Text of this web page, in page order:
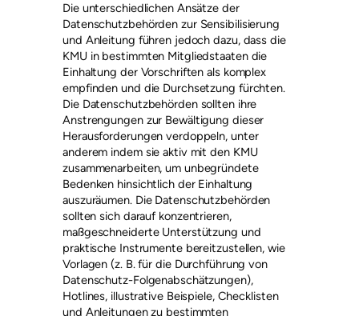
Die unterschiedlichen Ansätze der
Datenschutzbehörden zur Sensibilisierung
und Anleitung führen jedoch dazu, dass die
KMU in bestimmten Mitgliedstaaten die
Einhaltung der Vorschriften als komplex
empfinden und die Durchsetzung fürchten.
Die Datenschutzbehörden sollten ihre
Anstrengungen zur Bewältigung dieser
Herausforderungen verdoppeln, unter
anderem indem sie aktiv mit den KMU
zusammenarbeiten, um unbegründete
Bedenken hinsichtlich der Einhaltung
auszuräumen. Die Datenschutzbehörden
sollten sich darauf konzentrieren,
maßgeschneiderte Unterstützung und
praktische Instrumente bereitzustellen, wie
Vorlagen (z. B. für die Durchführung von
Datenschutz-Folgenabschätzungen),
Hotlines, illustrative Beispiele, Checklisten
und Anleitungen zu bestimmten